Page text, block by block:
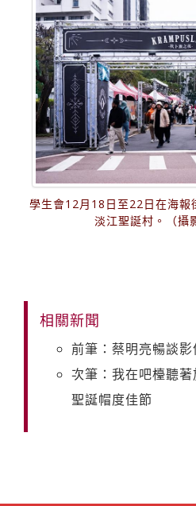
學生會12月18日至22日在海報
淡江聖誕村。（攝
相關新聞
前筆：蔡明亮暢談
次筆：我在吧檯聽
聖誕帽度佳節